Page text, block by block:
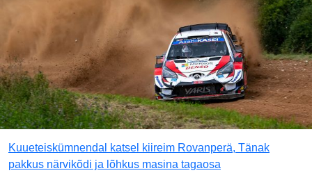
Kuueteiskümnendal katsel kiireim Rovanperä, Tänak
pakkus närvikõdi ja lõhkus masina tagaosa